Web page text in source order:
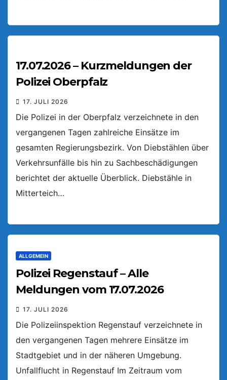
17.07.2026 – Kurzmeldungen der
Polizei Oberpfalz
17. JULI 2026
Die Polizei in der Oberpfalz verzeichnete in den
vergangenen Tagen zahlreiche Einsätze im
gesamten Regierungsbezirk. Von Diebstählen über
Verkehrsunfälle bis hin zu Sachbeschädigungen
berichtet der aktuelle Überblick. Diebstähle in
Mitterteich…
ALLGEMEIN
Polizei Regenstauf – Alle
Meldungen vom 17.07.2026
17. JULI 2026
Die Polizeiinspektion Regenstauf verzeichnete in
den vergangenen Tagen mehrere Einsätze im
Stadtgebiet und in der näheren Umgebung.
Unfallflucht in Regenstauf Im Zeitraum vom